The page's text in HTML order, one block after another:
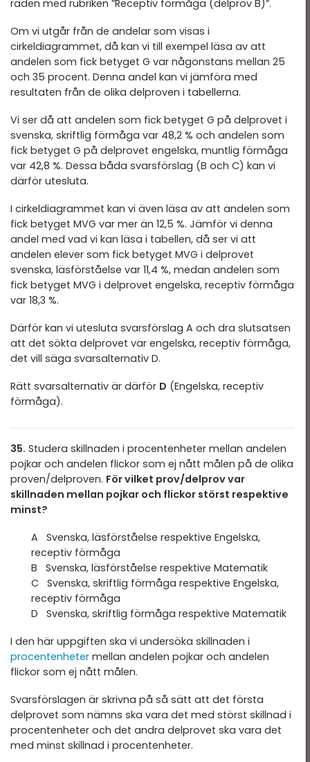
raden med rubriken ”Receptiv förmåga (delprov B)”.
Om vi utgår från de andelar som visas i
cirkeldiagrammet, då kan vi till exempel läsa av att
andelen som fick betyget G var någonstans mellan 25
och 35 procent. Denna andel kan vi jämföra med
resultaten från de olika delproven i tabellerna.
Vi ser då att andelen som fick betyget G på delprovet i
svenska, skriftlig förmåga var 48,2 % och andelen som
fick betyget G på delprovet engelska, muntlig förmåga
var 42,8 %. Dessa båda svarsförslag (B och C) kan vi
därför utesluta.
I cirkeldiagrammet kan vi även läsa av att andelen som
fick betyget MVG var mer än 12,5 %. Jämför vi denna
andel med vad vi kan läsa i tabellen, då ser vi att
andelen elever som fick betyget MVG i delprovet
svenska, läsförståelse var 11,4 %, medan andelen som
fick betyget MVG i delprovet engelska, receptiv förmåga
var 18,3 %.
Därför kan vi utesluta svarsförslag A och dra slutsatsen
att det sökta delprovet var engelska, receptiv förmåga,
det vill säga svarsalternativ D.
Rätt svarsalternativ är därför D (Engelska, receptiv
förmåga).
35. Studera skillnaden i procentenheter mellan andelen
pojkar och andelen flickor som ej nått målen på de olika
proven/delproven. För vilket prov/delprov var
skillnaden mellan pojkar och flickor störst respektive
minst?
A Svenska, läsförståelse respektive Engelska,
receptiv förmåga
B Svenska, läsförståelse respektive Matematik
C Svenska, skriftlig förmåga respektive Engelska,
receptiv förmåga
D Svenska, skriftlig förmåga respektive Matematik
I den här uppgiften ska vi undersöka skillnaden i
procentenheter mellan andelen pojkar och andelen
flickor som ej nått målen.
Svarsförslagen är skrivna på så sätt att det första
delprovet som nämns ska vara det med störst skillnad i
procentenheter och det andra delprovet ska vara det
med minst skillnad i procentenheter.